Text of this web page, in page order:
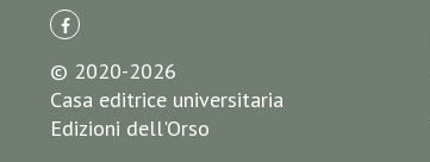
© 2020-2026
Casa editrice universitaria
Edizioni dell'Orso